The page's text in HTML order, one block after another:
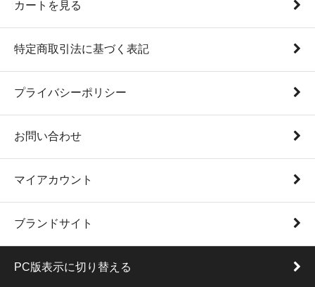
カートを見る
特定商取引法に基づく表記
プライバシーポリシー
お問い合わせ
マイアカウント
ブランドサイト
PC版表示に切り替える